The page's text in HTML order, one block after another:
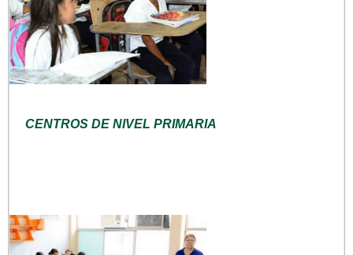
CENTROS DE NIVEL PRIMARIA